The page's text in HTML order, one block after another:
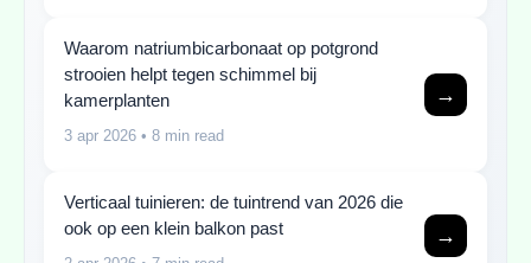
Waarom natriumbicarbonaat op potgrond
strooien helpt tegen schimmel bij
kamerplanten
3 apr 2026 • 8 min read
→
Verticaal tuinieren: de tuintrend van 2026 die
ook op een klein balkon past
→